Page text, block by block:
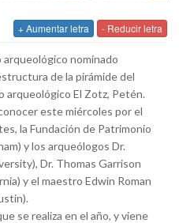
+ Aumentar letra - Reducir letra
arqueológico nominado
de la pirámide del
arqueológico El Zotz, Petén.
este miércoles por el
la Fundación de Patrimonio
y los arqueólogos Dr.
Dr. Thomas Garrison
y el maestro Edwin Roman
se realiza en el año, y viene